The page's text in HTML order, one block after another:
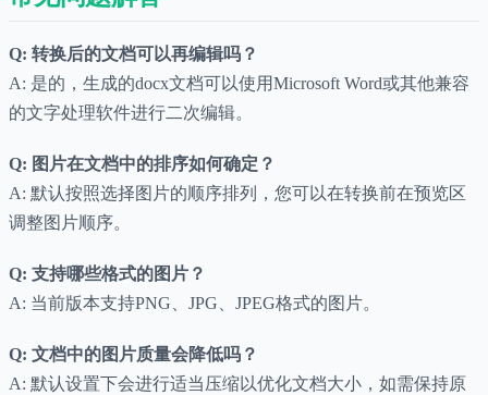
Q: 转换后的文档可以再编辑吗？
A: 是的，生成的docx文档可以使用Microsoft Word或其他兼容
的文字处理软件进行二次编辑。
Q: 图片在文档中的排序如何确定？
A: 默认按照选择图片的顺序排列，您可以在转换前在预览区
调整图片顺序。
Q: 支持哪些格式的图片？
A: 当前版本支持PNG、JPG、JPEG格式的图片。
Q: 文档中的图片质量会降低吗？
A: 默认设置下会进行适当压缩以优化文档大小，如需保持原